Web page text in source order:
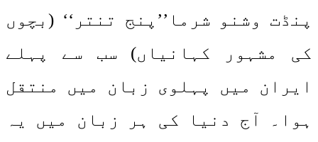
پنڈت وشنو شرما’’پنج تنتر‘‘ (بچوں
کی مشہور کہانیاں) سب سے پہلے
ایران میں پہلوی زبان میں منتقل
ہوا۔ آج دنیا کی ہر زبان میں یہ